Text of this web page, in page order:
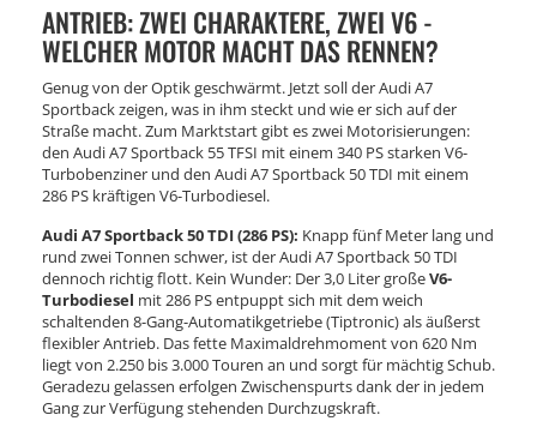
ANTRIEB: ZWEI CHARAKTERE, ZWEI V6 -
WELCHER MOTOR MACHT DAS RENNEN?
Genug von der Optik geschwärmt. Jetzt soll der Audi A7
Sportback zeigen, was in ihm steckt und wie er sich auf der
Straße macht. Zum Marktstart gibt es zwei Motorisierungen:
den Audi A7 Sportback 55 TFSI mit einem 340 PS starken V6-
Turbobenziner und den Audi A7 Sportback 50 TDI mit einem
286 PS kräftigen V6-Turbodiesel.
Audi A7 Sportback 50 TDI (286 PS): Knapp fünf Meter lang und
rund zwei Tonnen schwer, ist der Audi A7 Sportback 50 TDI
dennoch richtig flott. Kein Wunder: Der 3,0 Liter großeV6-
Turbodiesel mit 286 PS entpuppt sich mit dem weich
schaltenden 8-Gang-Automatikgetriebe (Tiptronic) als äußerst
flexibler Antrieb. Das fette Maximaldrehmoment von 620 Nm
liegt von 2.250 bis 3.000 Touren an und sorgt für mächtig Schub.
Geradezu gelassen erfolgen Zwischenspurts dank der in jedem
Gang zur Verfügung stehenden Durchzugskraft.